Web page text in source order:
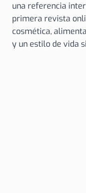
una referencia
primera revista
cosmética,
y un estilo de vida